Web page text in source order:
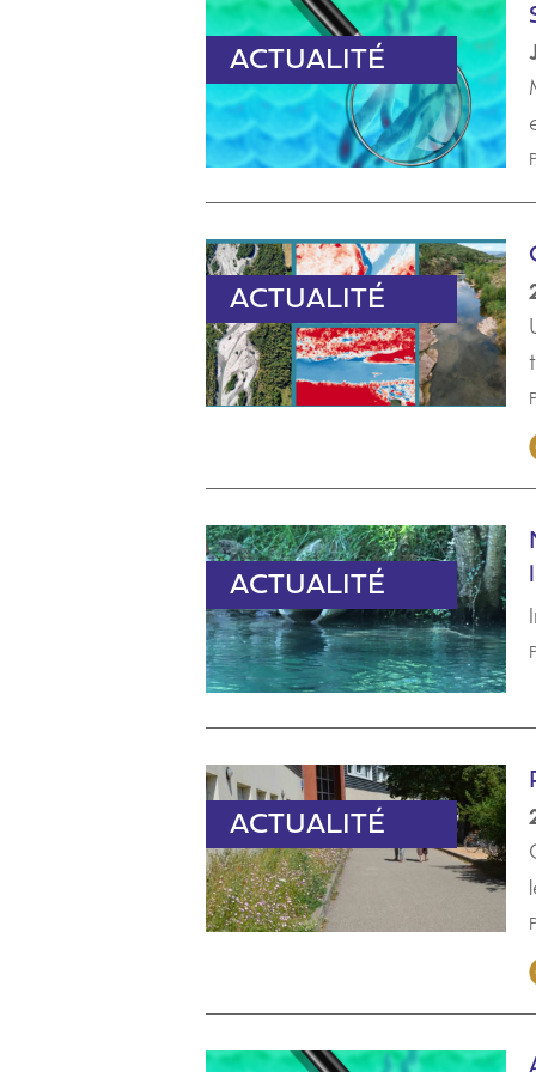
PARUTION
ACTUALITÉ
ACTUALITÉ
ACTUALITÉ
ACTUALITÉ